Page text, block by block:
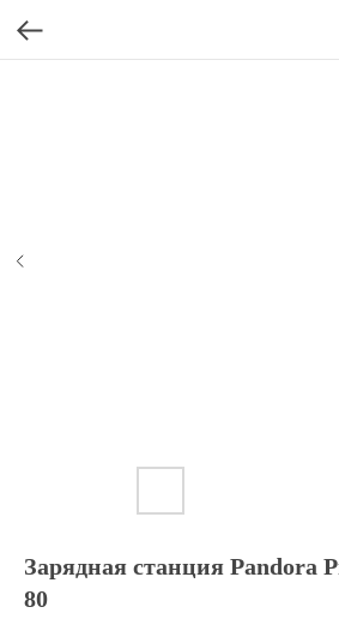
Зарядная станция Pandora
80